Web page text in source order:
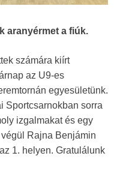
aranyérmet a fiúk.
számára kiírt
az U9-es
egyesületünk.
Sportcsarnokban sorra
izgalmakat és egy
Rajna Benjámin
1. helyen. Gratulálunk